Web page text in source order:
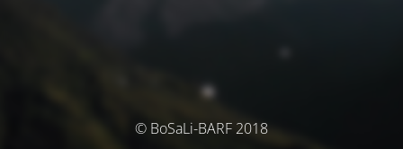
© BoSaLi-BARF 2018